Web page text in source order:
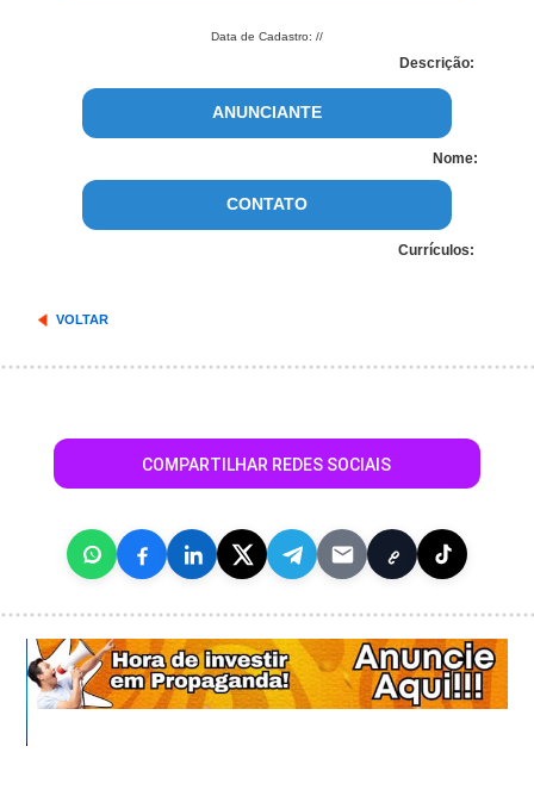
Data de Cadastro: //
Descrição:
ANUNCIANTE
Nome:
CONTATO
Currículos:
VOLTAR
COMPARTILHAR REDES SOCIAIS